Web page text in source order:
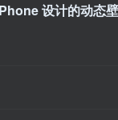
设计的动态